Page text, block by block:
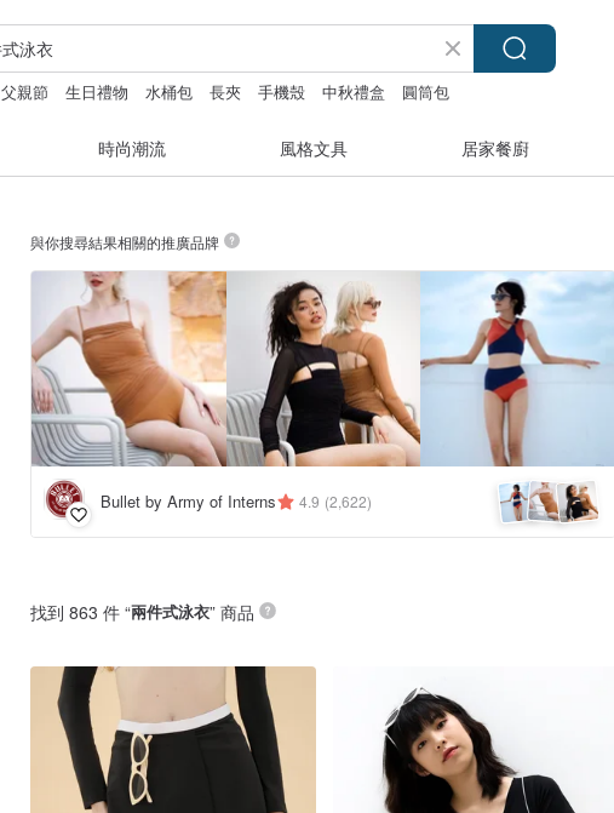
父親節 生日禮物 水桶包 長夾 手機殼 中秋禮盒 圓筒包
時尚潮流 風格文具 居家餐廚
與你搜尋結果相關的推廣品牌
Bullet by Army of Interns 4.9 (2,622)
找到 863 件 “兩件式泳衣” 商品